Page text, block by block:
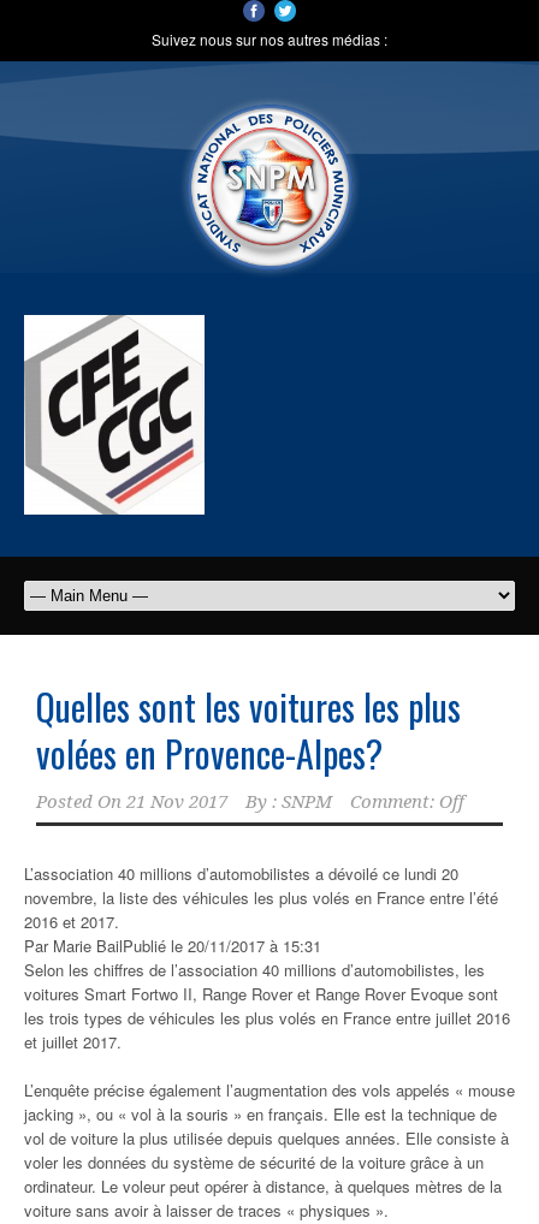
Suivez nous sur nos autres médias :
Quelles sont les voitures les plus
volées en Provence-Alpes?
Posted On 21 Nov 2017 By : SNPM Comment: Off
L’association 40 millions d’automobilistes a dévoilé ce lundi 20
novembre, la liste des véhicules les plus volés en France entre l’été
2016 et 2017.
Par Marie BailPublié le 20/11/2017 à 15:31
Selon les chiffres de l’association 40 millions d’automobilistes, les
voitures Smart Fortwo II, Range Rover et Range Rover Evoque sont
les trois types de véhicules les plus volés en France entre juillet 2016
et juillet 2017.
L’enquête précise également l’augmentation des vols appelés « mouse
jacking », ou « vol à la souris » en français. Elle est la technique de
vol de voiture la plus utilisée depuis quelques années. Elle consiste à
voler les données du système de sécurité de la voiture grâce à un
ordinateur. Le voleur peut opérer à distance, à quelques mètres de la
voiture sans avoir à laisser de traces « physiques ».